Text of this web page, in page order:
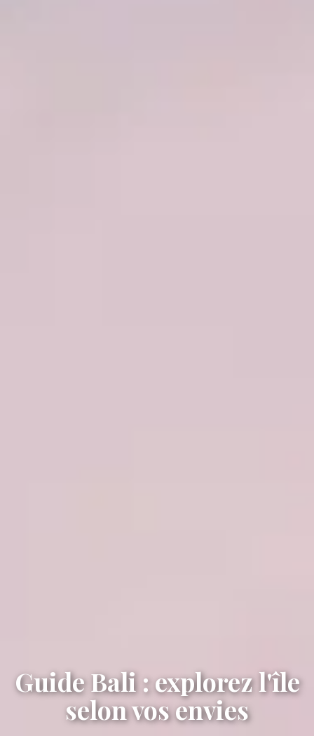
Guide Bali : explorez l'île
selon vos envies